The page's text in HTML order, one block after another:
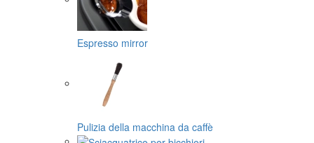
Espresso mirror
Pulizia della macchina da caffè